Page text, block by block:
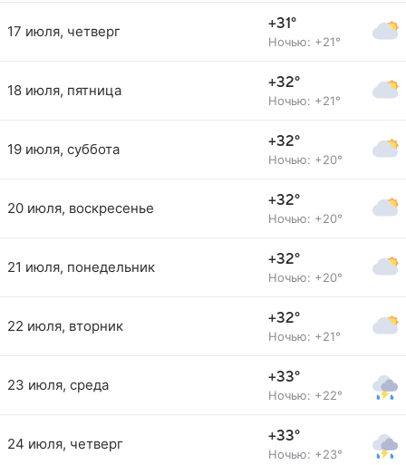
17 июля, четверг +31°
Ночью: +21°
18 июля, пятница +32°
Ночью: +21°
19 июля, суббота +32°
Ночью: +20°
20 июля, воскресенье +32°
Ночью: +20°
21 июля, понедельник +32°
Ночью: +20°
22 июля, вторник +32°
Ночью: +21°
23 июля, среда +33°
Ночью: +22°
24 июля, четверг +33°
Ночью: +23°